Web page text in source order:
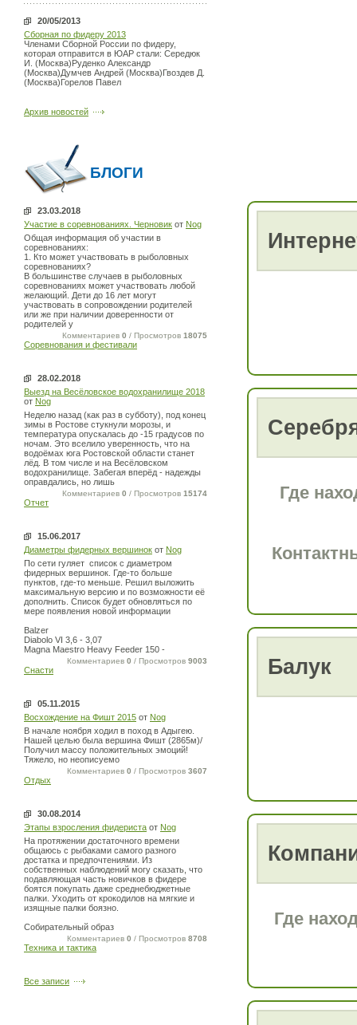
20/05/2013
Сборная по фидеру 2013
Членами Сборной России по фидеру,
которая отправится в ЮАР стали: Середюк
И. (Москва)Руденко Александр
(Москва)Думчев Андрей (Москва)Гвоздев Д.
(Москва)Горелов Павел
Архив новостей
БЛОГИ
23.03.2018
Участие в соревнованиях. Черновик от Nog
Общая информация об участии в
соревнованиях:
1. Кто может участвовать в рыболовных
соревнованиях?
В большинстве случаев в рыболовных
соревнованиях может участвовать любой
желающий. Дети до 16 лет могут
участвовать в сопровождении родителей
или же при наличии доверенности от
родителей у
Комментариев 0 / Просмотров 18075
Соревнования и фестивали
28.02.2018
Выезд на Весёловское водохранилище 2018
от Nog
Неделю назад (как раз в субботу), под конец
зимы в Ростове стукнули морозы, и
температура опускалась до -15 градусов по
ночам. Это вселило уверенность, что на
водоёмах юга Ростовской области станет
лёд. В том числе и на Весёловском
водохранилище. Забегая вперёд - надежды
оправдались, но лишь
Комментариев 0 / Просмотров 15174
Отчет
15.06.2017
Диаметры фидерных вершинок от Nog
По сети гуляет список с диаметром
фидерных вершинок. Где-то больше
пунктов, где-то меньше. Решил выложить
максимальную версию и по возможности её
дополнить. Список будет обновляться по
мере появления новой информации
Balzer
Diabolo VI 3,6 - 3,07
Magna Maestro Heavy Feeder 150 -
Комментариев 0 / Просмотров 9003
Снасти
05.11.2015
Восхождение на Фишт 2015 от Nog
В начале ноября ходил в поход в Адыгею.
Нашей целью была вершина Фишт (2865м)/
Получил массу положительных эмоций!
Тяжело, но неописуемо
Комментариев 0 / Просмотров 3607
Отдых
30.08.2014
Этапы взросления фидериста от Nog
На протяжении достаточного времени
общаюсь с рыбаками самого разного
достатка и предпочтениями. Из
собственных наблюдений могу сказать, что
подавляющая часть новичков в фидере
боятся покупать даже среднебюджетные
палки. Уходить от крокодилов на мягкие и
изящные палки боязно.
Собирательный образ
Комментариев 0 / Просмотров 8708
Техника и тактика
Все записи
Где
Балук
Где